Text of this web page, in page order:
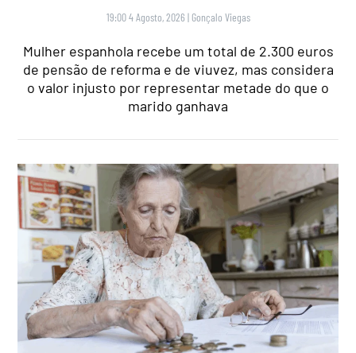
19:00 4 Agosto, 2026 | Gonçalo Viegas
Mulher espanhola recebe um total de 2.300 euros
de pensão de reforma e de viuvez, mas considera
o valor injusto por representar metade do que o
marido ganhava